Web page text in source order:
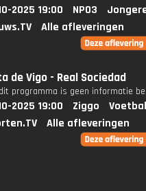
2025 19:00 NPO3
Alle afleveringen
de Vigo - Real Sociedad
programma is geen informatie
2025 19:00 Ziggo
Alle afleveringen